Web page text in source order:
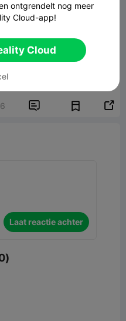
6  
Laat reactie achter
ontgrendelt nog meer
Cloud-app!
Cloud